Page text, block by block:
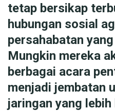
tetap bersikap
hubungan sosial
persahabatan
Mungkin mereka
berbagai acara
menjadi jembatan
jaringan yang lebih